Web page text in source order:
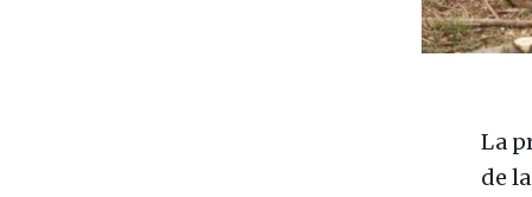
La
de